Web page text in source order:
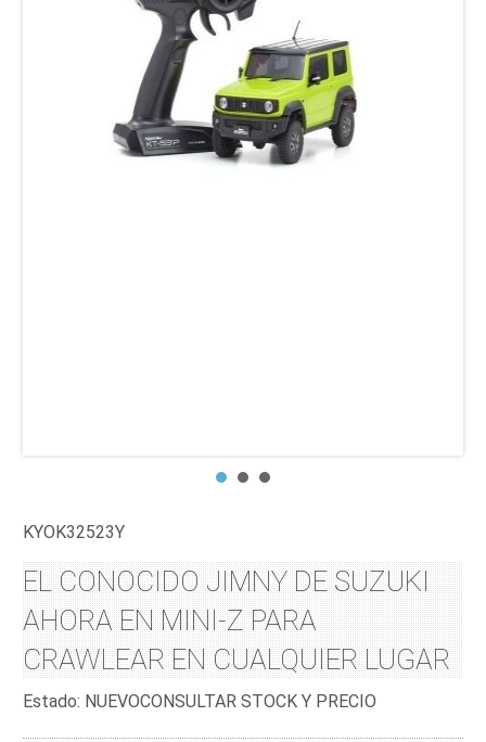
KYOK32523Y
EL CONOCIDO JIMNY DE SUZUKI
AHORA EN MINI-Z PARA
CRAWLEAR EN CUALQUIER LUGAR
Estado: NUEVOCONSULTAR STOCK Y PRECIO